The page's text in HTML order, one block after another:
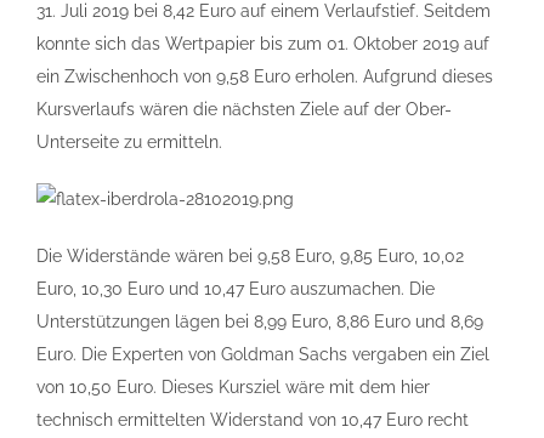
31. Juli 2019 bei 8,42 Euro auf einem Verlaufstief. Seitdem
konnte sich das Wertpapier bis zum 01. Oktober 2019 auf
ein Zwischenhoch von 9,58 Euro erholen. Aufgrund dieses
Kursverlaufs wären die nächsten Ziele auf der Ober-
Unterseite zu ermitteln.
Die Widerstände wären bei 9,58 Euro, 9,85 Euro, 10,02
Euro, 10,30 Euro und 10,47 Euro auszumachen. Die
Unterstützungen lägen bei 8,99 Euro, 8,86 Euro und 8,69
Euro. Die Experten von Goldman Sachs vergaben ein Ziel
von 10,50 Euro. Dieses Kursziel wäre mit dem hier
technisch ermittelten Widerstand von 10,47 Euro recht